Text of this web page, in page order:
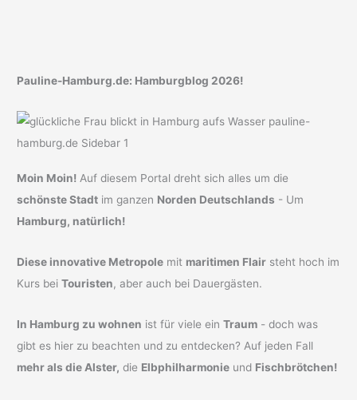
Pauline-Hamburg.de: Hamburgblog 2026!
Moin Moin! Auf diesem Portal dreht sich alles um die
schönste Stadt im ganzen Norden Deutschlands - Um
Hamburg, natürlich!
Diese innovative Metropole mit maritimen Flair steht hoch im
Kurs beiTouristen, aber auch bei Dauergästen.
In Hamburg zu wohnen ist für viele einTraum - doch was
gibt es hier zu beachten und zu entdecken? Auf jeden Fall
mehr als die Alster, die Elbphilharmonie und Fischbrötchen!